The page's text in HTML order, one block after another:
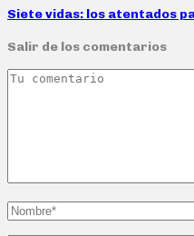
Siete vidas: los atentados
Salir de los comentarios